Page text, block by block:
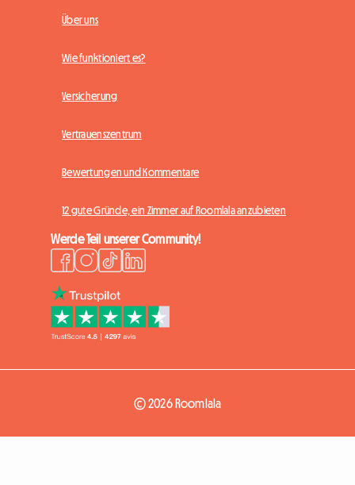
Über uns
Wie funktioniert es?
Versicherung
Vertrauenszentrum
Bewertungen und Kommentare
12 gute Gründe, ein Zimmer auf Roomlala anzubieten
Werde Teil unserer Community!
© 2026 Roomlala